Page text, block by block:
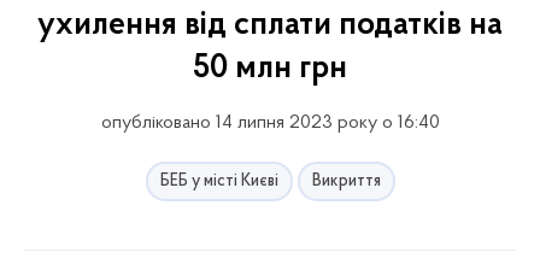
ухилення від сплати податків на
50 млн грн
опубліковано 14 липня 2023 року о 16:40
БЕБ у місті Києві Викриття